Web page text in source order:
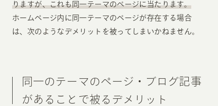
りますが、これも同一テーマのページに当たります。
ホームページ内に同一テーマのページが存在する場合
は、次のようなデメリットを被ってしまいかねません。
同一のテーマのページ・ブログ記事
があることで被るデメリット